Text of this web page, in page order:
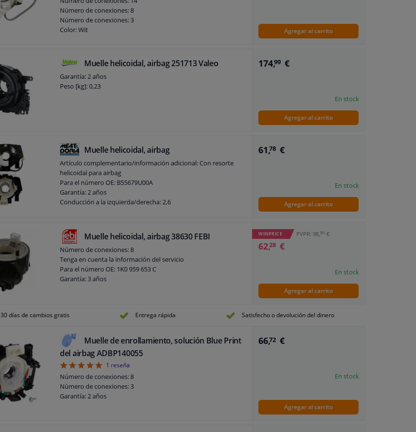
Número de conexiones: 8
Número de conexiones: 3
Color: Wit
Observe la información del servicio
Agregar al carrito
Muelle helicoidal, airbag 251713 Valeo
Garantía: 2 años
Peso [kg]: 0,23
174,99 €
En stock
Agregar al carrito
Muelle helicoidal, airbag
Artículo complementario/información adicional: Con resorte
helicoidal para airbag
Para el número OE: B55679U00A
Garantía: 2 años
Conducción a la izquierda/derecha: 2,6
61,78 €
En stock
Agregar al carrito
Muelle helicoidal, airbag 38630 FEBI
Número de conexiones: 8
Tenga en cuenta la información del servicio
Para el número OE: 1K0 959 653 C
Garantía: 3 años
WINPRICE PVPR: 98, 86 €
62,28 €
En stock
Agregar al carrito
30 días de cambios gratis Entrega rápida Satisfecho o devolución del dinero
Muelle de enrollamiento, solución Blue Print
del airbag ADBP140055
51 reseña
Número de conexiones: 8
Número de conexiones: 3
Garantía: 2 años
66,72 €
En stock
Agregar al carrito